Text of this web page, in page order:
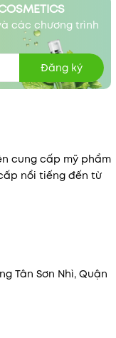
các chương trình
Đăng ký
cung cấp mỹ phẩm
nổi tiếng đến từ
Tân Sơn Nhì, Quận